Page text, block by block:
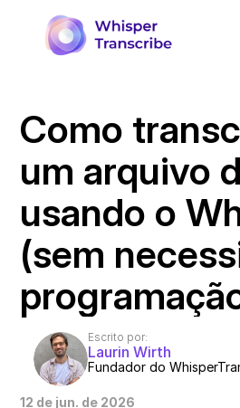
Como
um arquivo
usando o
(sem
12 de jun. de 2026
Escrito por:
Laurin Wirth
Fundador do